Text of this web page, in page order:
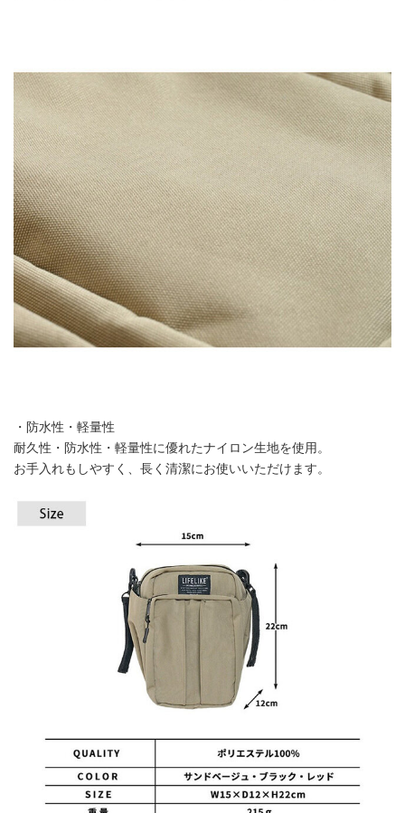
・防水性・軽量性
耐久性・防水性・軽量性に優れたナイロン生地を使用。
お手入れもしやすく、長く清潔にお使いいただけます。